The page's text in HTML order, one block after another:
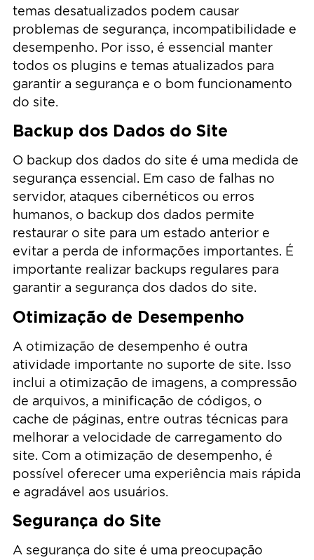
temas desatualizados podem causar
problemas de segurança, incompatibilidade e
desempenho. Por isso, é essencial manter
todos os plugins e temas atualizados para
garantir a segurança e o bom funcionamento
do site.
Backup dos Dados do Site
O backup dos dados do site é uma medida de
segurança essencial. Em caso de falhas no
servidor, ataques cibernéticos ou erros
humanos, o backup dos dados permite
restaurar o site para um estado anterior e
evitar a perda de informações importantes. É
importante realizar backups regulares para
garantir a segurança dos dados do site.
Otimização de Desempenho
A otimização de desempenho é outra
atividade importante no suporte de site. Isso
inclui a otimização de imagens, a compressão
de arquivos, a minificação de códigos, o
cache de páginas, entre outras técnicas para
melhorar a velocidade de carregamento do
site. Com a otimização de desempenho, é
possível oferecer uma experiência mais rápida
e agradável aos usuários.
Segurança do Site
A segurança do site é uma preocupação